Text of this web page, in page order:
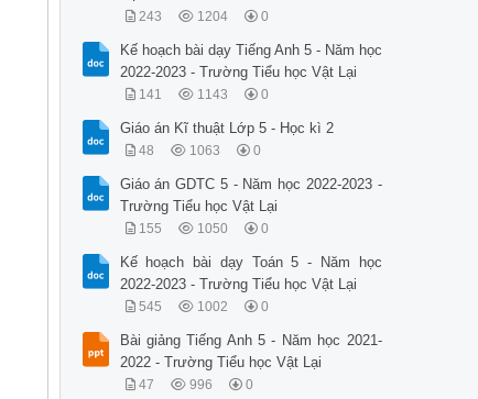
243 1204 0
Kế hoạch bài dạy Tiếng Anh 5 - Năm học
2022-2023 - Trường Tiểu học Vật Lại
141 1143 0
Giáo án Kĩ thuật Lớp 5 - Học kì 2
48 1063 0
Giáo án GDTC 5 - Năm học 2022-2023 -
Trường Tiểu học Vật Lại
155 1050 0
Kế hoạch bài dạy Toán 5 - Năm học
2022-2023 - Trường Tiểu học Vật Lại
545 1002 0
Bài giảng Tiếng Anh 5 - Năm học 2021-
2022 - Trường Tiểu học Vật Lại
47 996 0